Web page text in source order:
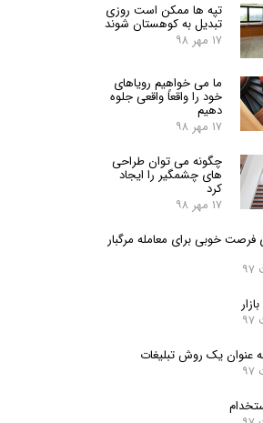
تپه ها ممکن است روزی
تبدیل به کوهستان شوند
۱۷ مهر ۹۸
ما می خواهیم رویاهای
خود را واقعاً واقعی جلوه
دهیم
۱۷ مهر ۹۸
چگونه می توان طراحی
های چشمگیر را ایجاد
کرد
۱۷ مهر ۹۸
فرصت خوبی برای معامله مرگبار
عنوان یک روش تبلیغات